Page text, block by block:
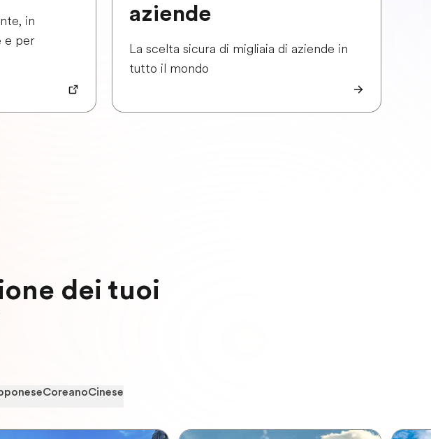
in
e per
aziende
La scelta sicura di migliaia di aziende in
tutto il mondo
dei tuoi
CoreanoCinese